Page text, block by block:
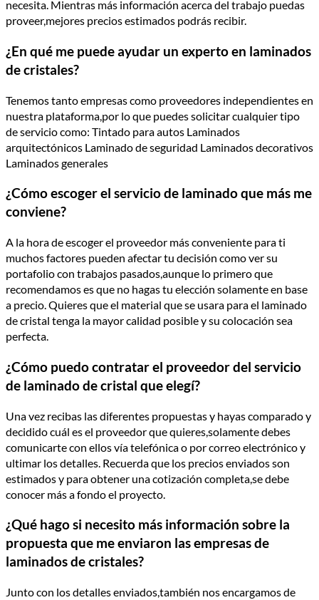
necesita. Mientras más información acerca del trabajo puedas
proveer,mejores precios estimados podrás recibir.
¿En qué me puede ayudar un experto en laminados
de cristales?
Tenemos tanto empresas como proveedores independientes en
nuestra plataforma,por lo que puedes solicitar cualquier tipo
de servicio como: Tintado para autos Laminados
arquitectónicos Laminado de seguridad Laminados decorativos
Laminados generales
¿Cómo escoger el servicio de laminado que más me
conviene?
A la hora de escoger el proveedor más conveniente para ti
muchos factores pueden afectar tu decisión como ver su
portafolio con trabajos pasados,aunque lo primero que
recomendamos es que no hagas tu elección solamente en base
a precio. Quieres que el material que se usara para el laminado
de cristal tenga la mayor calidad posible y su colocación sea
perfecta.
¿Cómo puedo contratar el proveedor del servicio
de laminado de cristal que elegí?
Una vez recibas las diferentes propuestas y hayas comparado y
decidido cuál es el proveedor que quieres,solamente debes
comunicarte con ellos vía telefónica o por correo electrónico y
ultimar los detalles. Recuerda que los precios enviados son
estimados y para obtener una cotización completa,se debe
conocer más a fondo el proyecto.
¿Qué hago si necesito más información sobre la
propuesta que me enviaron las empresas de
laminados de cristales?
Junto con los detalles enviados,también nos encargamos de